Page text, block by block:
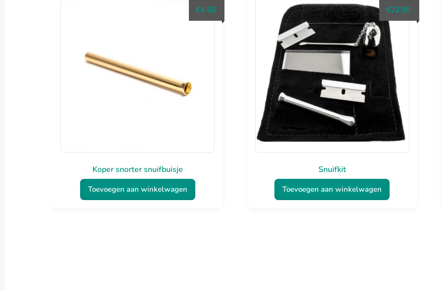
Koper snorter snuifbuisje
€4.50
Toevoegen aan winkelwagen
Snuifkit
€22.95
Toevoegen aan winkelwagen